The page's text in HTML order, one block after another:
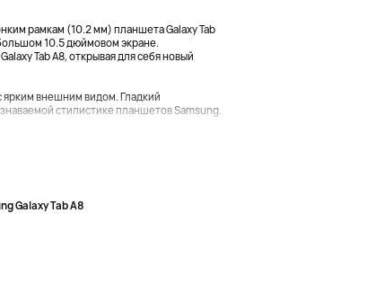
рамкам (10.2 мм) планшета Galaxy Tab
10.5 дюймовом экране.
Tab A8, открывая для себя новый
ярким внешним видом. Гладкий
стилистике планшетов Samsung.
Galaxy Tab A8